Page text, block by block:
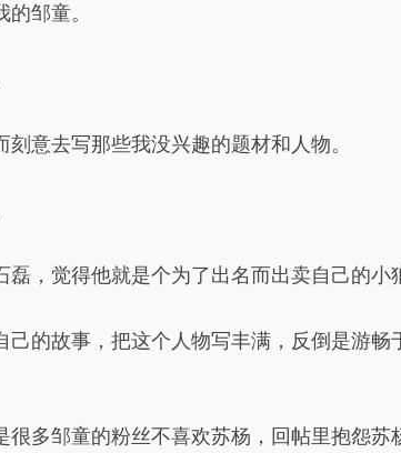
邹童。
意去写那些我没兴趣的题材和人物。
，觉得他就是个为了出名而出卖自己的小
的故事，把这个人物写丰满，反倒是游畅
很多邹童的粉丝不喜欢苏杨，回帖里抱怨